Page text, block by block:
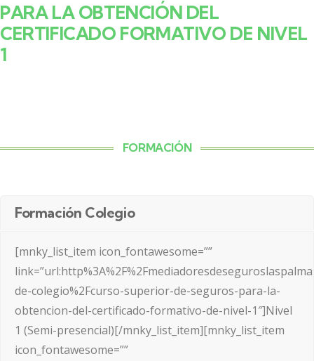
PARA LA OBTENCIÓN DEL
CERTIFICADO FORMATIVO DE NIVEL
1
FORMACIÓN
Formación Colegio
[mnky_list_item icon_fontawesome=””
de-colegio%2Fcurso-superior-de-seguros-para-la-
obtencion-del-certificado-formativo-de-nivel-1″]Nivel
1 (Semi-presencial)[/mnky_list_item][mnky_list_item
icon_fontawesome=””